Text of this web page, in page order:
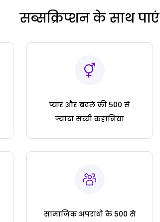
सब्सक्रिप्शन के साथ पाएं
प्यार और बदले की 500 से
ज्यादा सच्ची कहानियां
सामाजिक अपराधों के 500 से